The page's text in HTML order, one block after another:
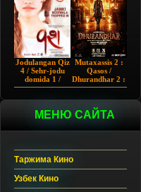
Jodulangan Qiz
4 / Sehr-jodu
domida 1 /
Egallangan 1 /
Hind kino
Uzbek tilida
Mutaxassis 2 :
Qasos /
Dhurandhar 2 :
Intiqom 2026
МЕНЮ САЙТА
Таржима Кино
Узбек Кино